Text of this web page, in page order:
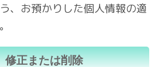
、お預かりした個人情報の適
修正または削除